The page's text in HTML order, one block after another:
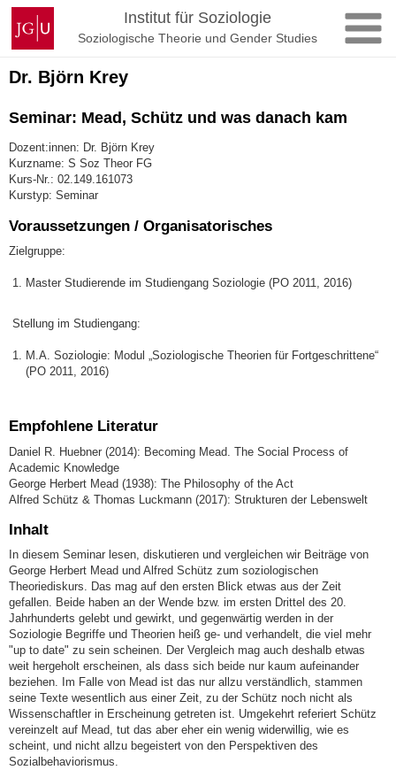
Zum
Inhalt
springen
Johannes
Gutenberg-
Universität
Mainz
Institut für Soziologie
Soziologische Theorie und Gender Studies
Dr. Björn Krey
Seminar: Mead, Schütz und was danach kam
Dozent:innen: Dr. Björn Krey
Kurzname: S Soz Theor FG
Kurs-Nr.: 02.149.161073
Kurstyp: Seminar
Voraussetzungen / Organisatorisches
Zielgruppe:
Master Studierende im Studiengang Soziologie (PO 2011, 2016)
Stellung im Studiengang:
M.A. Soziologie: Modul „Soziologische Theorien für Fortgeschrittene“
(PO 2011, 2016)
Empfohlene Literatur
Daniel R. Huebner (2014): Becoming Mead. The Social Process of
Academic Knowledge
George Herbert Mead (1938): The Philosophy of the Act
Alfred Schütz & Thomas Luckmann (2017): Strukturen der Lebenswelt
Inhalt
In diesem Seminar lesen, diskutieren und vergleichen wir Beiträge von
George Herbert Mead und Alfred Schütz zum soziologischen
Theoriediskurs. Das mag auf den ersten Blick etwas aus der Zeit
gefallen. Beide haben an der Wende bzw. im ersten Drittel des 20.
Jahrhunderts gelebt und gewirkt, und gegenwärtig werden in der
Soziologie Begriffe und Theorien heiß ge- und verhandelt, die viel mehr
"up to date" zu sein scheinen. Der Vergleich mag auch deshalb etwas
weit hergeholt erscheinen, als dass sich beide nur kaum aufeinander
beziehen. Im Falle von Mead ist das nur allzu verständlich, stammen
seine Texte wesentlich aus einer Zeit, zu der Schütz noch nicht als
Wissenschaftler in Erscheinung getreten ist. Umgekehrt referiert Schütz
vereinzelt auf Mead, tut das aber eher ein wenig widerwillig, wie es
scheint, und nicht allzu begeistert von den Perspektiven des
Sozialbehaviorismus.